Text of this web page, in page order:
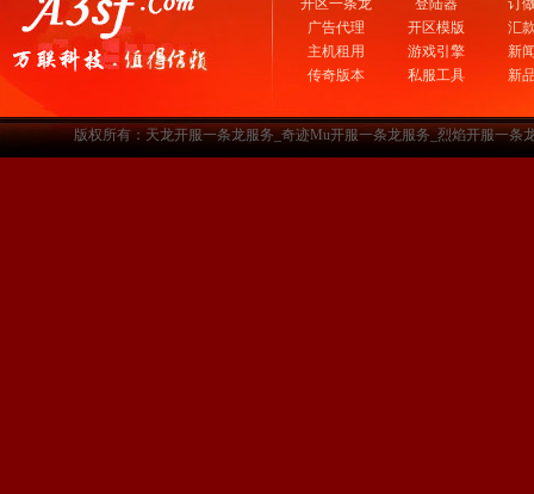
开区一条龙
广告代理
主机租用
传奇版本
登陆器
开区模版
游戏引擎
私服工具
订
汇
新
新
版权所有：天龙开服一条龙服务_奇迹Mu开服一条龙服务_烈焰开服一条